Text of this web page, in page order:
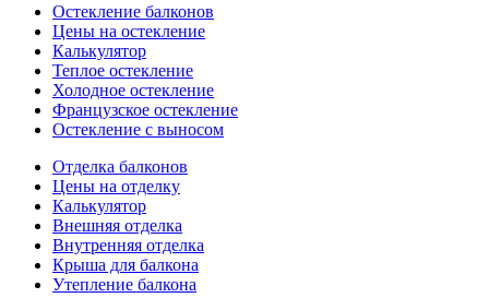
Остекление балконов
Цены на остекление
Калькулятор
Теплое остекление
Холодное остекление
Французское остекление
Остекление с выносом
Отделка балконов
Цены на отделку
Калькулятор
Внешняя отделка
Внутренняя отделка
Крыша для балкона
Утепление балкона